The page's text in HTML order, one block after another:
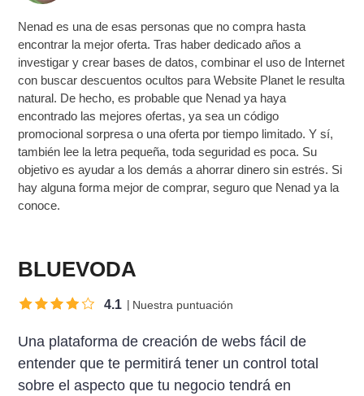
Nenad es una de esas personas que no compra hasta
encontrar la mejor oferta. Tras haber dedicado años a
investigar y crear bases de datos, combinar el uso de Internet
con buscar descuentos ocultos para Website Planet le resulta
natural. De hecho, es probable que Nenad ya haya
encontrado las mejores ofertas, ya sea un código
promocional sorpresa o una oferta por tiempo limitado. Y sí,
también lee la letra pequeña, toda seguridad es poca. Su
objetivo es ayudar a los demás a ahorrar dinero sin estrés. Si
hay alguna forma mejor de comprar, seguro que Nenad ya la
conoce.
BLUEVODA
4.1 Nuestra puntuación
Una plataforma de creación de webs fácil de
entender que te permitirá tener un control total
sobre el aspecto que tu negocio tendrá en